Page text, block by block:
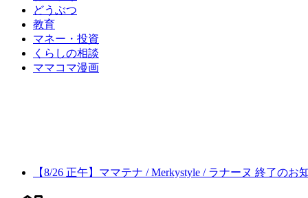
どうぶつ
教育
マネー・投資
くらしの相談
ママコマ漫画
【8/26 正午】ママテナ / Merkystyle / ラナーヌ 終了のお